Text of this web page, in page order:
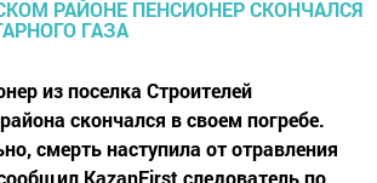
из поселка Строителей
скончался в своем погребе.
смерть наступила от отравления
KazanFirst следователь по